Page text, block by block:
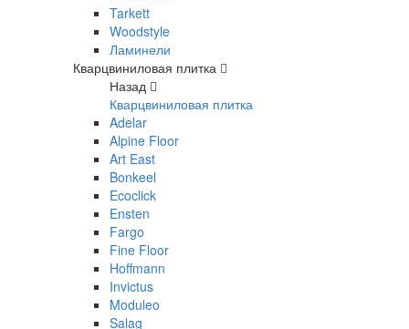
Tarkett
Woodstyle
Ламинели
Кварцвиниловая плитка
Назад
Кварцвиниловая плитка
Adelar
Alpine Floor
Art East
Bonkeel
Ecoclick
Ensten
Fargo
Fine Floor
Hoffmann
Invictus
Moduleo
Salag